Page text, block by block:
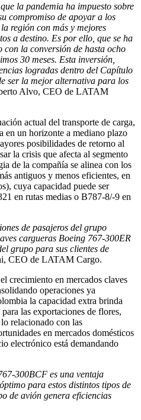
la pandemia ha impuesto sobre
compromiso de apoyar a los
región con más y mejores
a destino. Es por ello, que se ha
la conversión de hasta ocho
30 meses. Esta inversión,
logradas dentro del Capítulo
ser la mejor alternativa para los
Alvo, CEO de LATAM
actual del transporte de carga,
en un horizonte a mediano plazo
posibilidades de retorno al
la crisis que afecta al segmento
de la compañía se alinea con los
antiguos y menos eficientes, en
cuya capacidad puede ser
en rutas medias o B787-8/-9 en
de pasajeros del grupo
cargueras Boeing 767-300ER
grupo para sus clientes de
CEO de LATAM Cargo.
crecimiento en mercados claves
operaciones ya
la capacidad extra brinda
las exportaciones de flores,
relacionado con las
en mercados domésticos
electrónico está demandando
300BCF es una ventaja
para estos distintos tipos de
de avión genera eficiencias